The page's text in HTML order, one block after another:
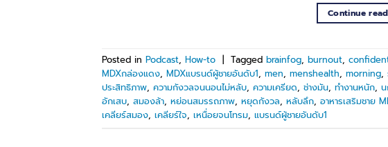
Continue
Posted in Podcast, How-to Tagged brainfog, burnout,
MDXกล่องแดง, MDXแบรนด์ผู้ชายอันดับ1, men, menshealth, morning,
ประสิทธิภาพ, ความกังวลจนนอนไม่หลับ, ความเครียด, ช่างมัน, ทำงานหนัก, น
อักเสบ, สมองล้า, หย่อนสมรรถภาพ, หยุดกังวล, หลับลึก, อาหารเสริมชาย
เคลียร์สมอง, เคลียร์ใจ, เหนื่อยจนโทรม, แบรนด์ผู้ชายอันดับ1